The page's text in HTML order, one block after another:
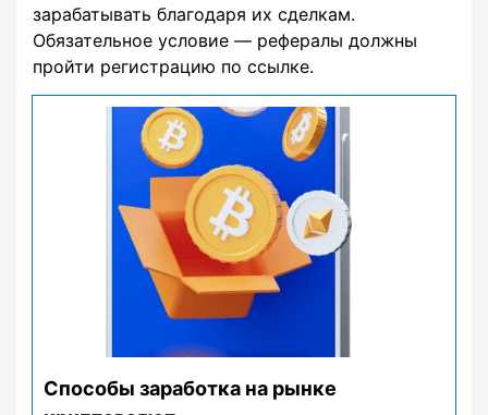
зарабатывать благодаря их сделкам.
Обязательное условие — рефералы должны
пройти регистрацию по ссылке.
Способы заработка на рынке